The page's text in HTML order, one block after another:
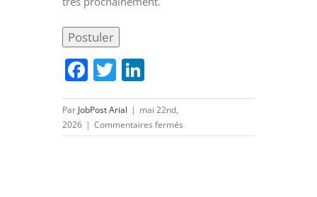
Facebook
Twitter
Par JobPost Arial | mai 22nd,
2026 | Commentaires fermés
Responsable